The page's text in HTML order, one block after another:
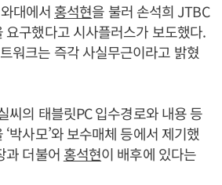
대에서 홍석현을 불러 손석희 JTBC
요구했다고 시사플러스가 보도했다.
워크는 즉각 사실무근이라고 밝혔
씨의 태블릿PC 입수경로와 내용 등
박사모’와 보수매체 등에서 제기했
과 더불어 홍석현이 배후에 있다는